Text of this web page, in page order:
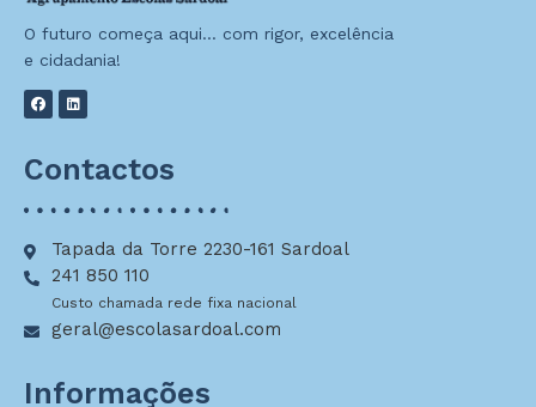
O futuro começa aqui… com rigor, excelência
e cidadania!
Contactos
Tapada da Torre 2230-161 Sardoal
241 850 110
Custo chamada rede fixa nacional
geral@escolasardoal.com
Informações